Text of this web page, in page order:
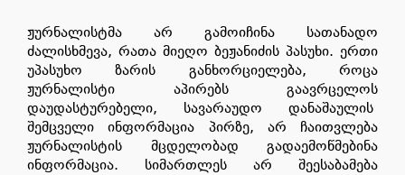
ჟურნალისტმა არ გამოიჩინა სათანადო
ძალისხმევა, რათა მიეღო ბეჟანიძის პასუხი. ერთი
უპასუხო ზარის განხორციელება, როცა
ჟურნალისტი აპირებს გაავრცელოს
დაუდასტურებელი, სავარაუდო დანაშაულის
შემცველი ინფორმაცია პირზე, არ ჩაითვლება
ჟურნალისტის მცდელობად გადაემოწმებინა
ინფორმაცია. სიმართლეს არ შეესაბამება